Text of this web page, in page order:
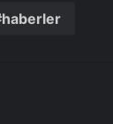
haberler